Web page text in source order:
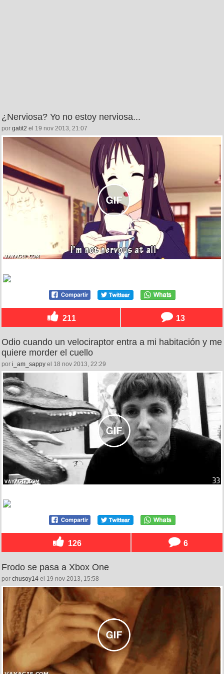
¿Nerviosa? Yo no estoy nerviosa...
por gatit2 el 19 nov 2013, 21:07
211 13
Odio cuando un velociraptor entra a mi habitación y me
quiere morder el cuello
por i_am_sappy el 18 nov 2013, 22:29
126 6
Frodo se pasa a Xbox One
por chusoy14 el 19 nov 2013, 15:58